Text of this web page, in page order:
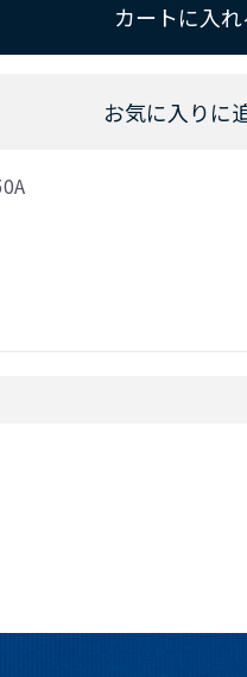
カートに入
お気に入りに